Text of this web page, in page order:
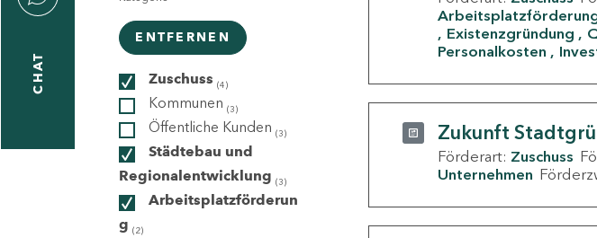
CHAT
ENTFERNEN
Zuschuss (4)
Kommunen (3)
Öffentliche Kunden (3)
Städtebau und
Regionalentwicklung (3)
Arbeitsplatzförderun
g (2)
Existenzgründung
Personalkosten
Zukunft
Förderart: Zuschuss
Unternehmen